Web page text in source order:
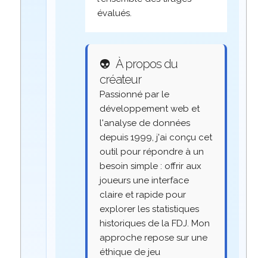
évalués.
👽 À propos du
créateur
Passionné par le
développement web et
l'analyse de données
depuis 1999, j'ai conçu cet
outil pour répondre à un
besoin simple : offrir aux
joueurs une interface
claire et rapide pour
explorer les statistiques
historiques de la FDJ. Mon
approche repose sur une
éthique de jeu